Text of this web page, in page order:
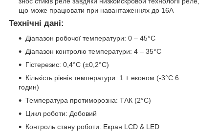
що може працювати при навантаженнях до 16A
Технічні дані:
Діапазон робочої температури: 0 – 45°C
Діапазон контролю температури: 4 – 35°C
Гістерезис: 0,4°C (±0,2°C)
Кількість рівнів температури: 1 + економ (-3°C 6
годин)
Температура протиморозна: ТАК (2°C)
Цикл роботи: Добовий
Контроль стану роботи: Екран LCD & LED